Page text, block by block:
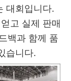
대회입니다.
고 실제 판매
백과 함께 품
습니다.